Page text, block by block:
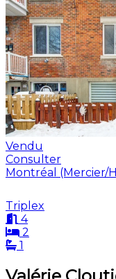
Vendu
Consulter
Montréal (Mercier/
Triplex
4
2
1